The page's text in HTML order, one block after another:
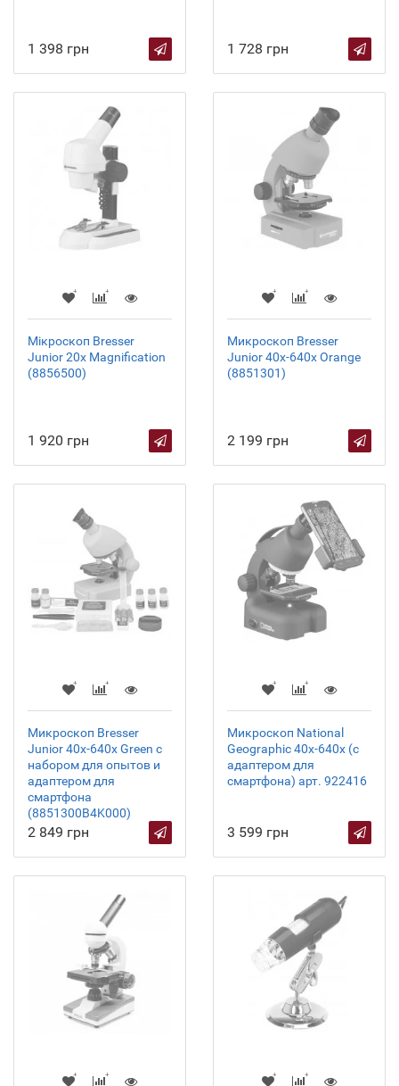
1 398 грн 1 728 грн
Мікроскоп Bresser
Junior 20x Magnification
(8856500)
1 920 грн
Микроскоп Bresser
Junior 40x-640x Orange
(8851301)
2 199 грн
Микроскоп Bresser
Junior 40x-640x Green с
набором для опытов и
адаптером для
смартфона
(8851300B4K000)
2 849 грн
Микроскоп National
Geographic 40x-640x (с
адаптером для
смартфона) арт. 922416
3 599 грн